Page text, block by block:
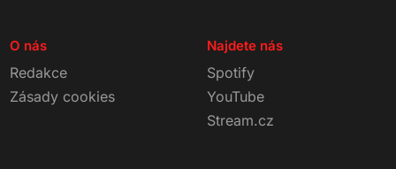
O nás
Redakce
Zásady cookies
Najdete nás
Spotify
YouTube
Stream.cz